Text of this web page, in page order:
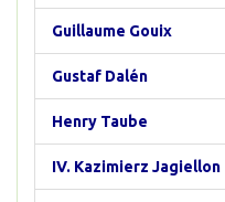
Guillaume Gouix
Gustaf Dalén
Henry Taube
IV. Kazimierz Jagiellon